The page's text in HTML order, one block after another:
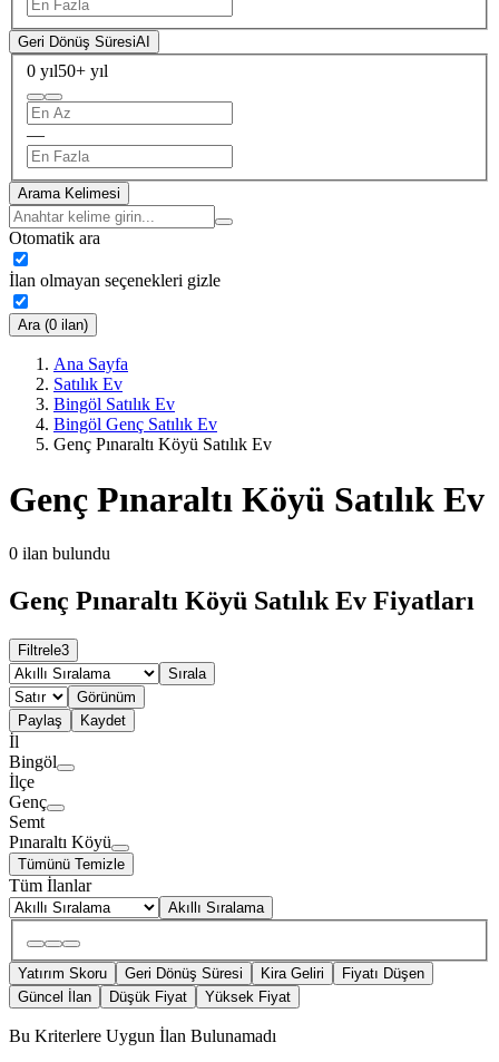
Geri Dönüş SüresiAI
0 yıl50+ yıl
—
Arama Kelimesi
Otomatik ara
İlan olmayan seçenekleri gizle
Ara (0 ilan)
Ana Sayfa
Satılık Ev
Bingöl Satılık Ev
Bingöl Genç Satılık Ev
Genç Pınaraltı Köyü Satılık Ev
Genç Pınaraltı Köyü Satılık Ev
0 ilan bulundu
Genç Pınaraltı Köyü Satılık Ev Fiyatları
Filtrele3
Sırala
Görünüm
Paylaş
Kaydet
İl
Bingöl
İlçe
Genç
Semt
Pınaraltı Köyü
Tümünü Temizle
Tüm İlanlar
Akıllı Sıralama
Yatırım Skoru Geri Dönüş Süresi Kira Geliri
Fiyatı Düşen
Güncel İlan
Düşük Fiyat Yüksek Fiyat
Bu Kriterlere Uygun İlan Bulunamadı